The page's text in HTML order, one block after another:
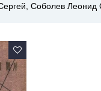
Соболев